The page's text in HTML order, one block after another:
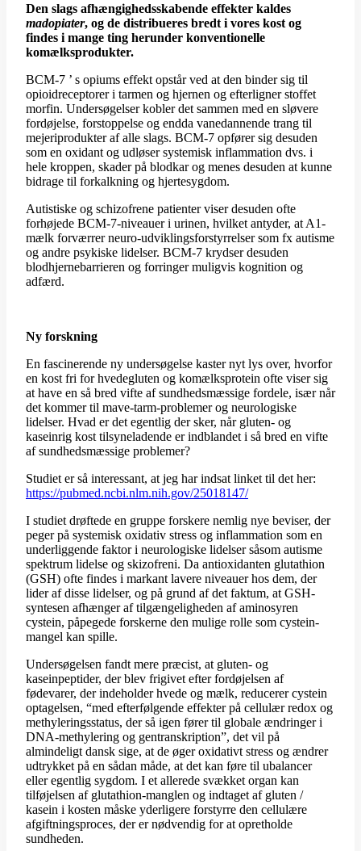
Den slags afhængighedsskabende effekter kaldes
madopiater, og de distribueres bredt i vores kost og
findes i mange ting herunder konventionelle
komælksprodukter.
BCM-7 ’ s opiums effekt opstår ved at den binder sig til
opioidreceptorer i tarmen og hjernen og efterligner stoffet
morfin. Undersøgelser kobler det sammen med en sløvere
fordøjelse, forstoppelse og endda vanedannende trang til
mejeriprodukter af alle slags. BCM-7 opfører sig desuden
som en oxidant og udløser systemisk inflammation dvs. i
hele kroppen, skader på blodkar og menes desuden at kunne
bidrage til forkalkning og hjertesygdom.
Autistiske og schizofrene patienter viser desuden ofte
forhøjede BCM-7-niveauer i urinen, hvilket antyder, at A1-
mælk forværrer neuro-udviklingsforstyrrelser som fx autisme
og andre psykiske lidelser. BCM-7 krydser desuden
blodhjernebarrieren og forringer muligvis kognition og
adfærd.
Ny forskning
En fascinerende ny undersøgelse kaster nyt lys over, hvorfor
en kost fri for hvedegluten og komælksprotein ofte viser sig
at have en så bred vifte af sundhedsmæssige fordele, især når
det kommer til mave-tarm-problemer og neurologiske
lidelser. Hvad er det egentlig der sker, når gluten- og
kaseinrig kost tilsyneladende er indblandet i så bred en vifte
af sundhedsmæssige problemer?
Studiet er så interessant, at jeg har indsat linket til det her:
https://pubmed.ncbi.nlm.nih.gov/25018147/
I studiet drøftede en gruppe forskere nemlig nye beviser, der
peger på systemisk oxidativ stress og inflammation som en
underliggende faktor i neurologiske lidelser såsom autisme
spektrum lidelse og skizofreni. Da antioxidanten glutathion
(GSH) ofte findes i markant lavere niveauer hos dem, der
lider af disse lidelser, og på grund af det faktum, at GSH-
syntesen afhænger af tilgængeligheden af aminosyren
cystein, påpegede forskerne den mulige rolle som cystein-
mangel kan spille.
Undersøgelsen fandt mere præcist, at gluten- og
kaseinpeptider, der blev frigivet efter fordøjelsen af
fødevarer, der indeholder hvede og mælk, reducerer cystein
optagelsen, “med efterfølgende effekter på cellulær redox og
methyleringsstatus, der så igen fører til globale ændringer i
DNA-methylering og gentranskription”, det vil på
almindeligt dansk sige, at de øger oxidativt stress og ændrer
udtrykket på en sådan måde, at det kan føre til ubalancer
eller egentlig sygdom. I et allerede svækket organ kan
tilføjelsen af glutathion-manglen og indtaget af gluten /
kasein i kosten måske yderligere forstyrre den cellulære
afgiftningsproces, der er nødvendig for at opretholde
sundheden.